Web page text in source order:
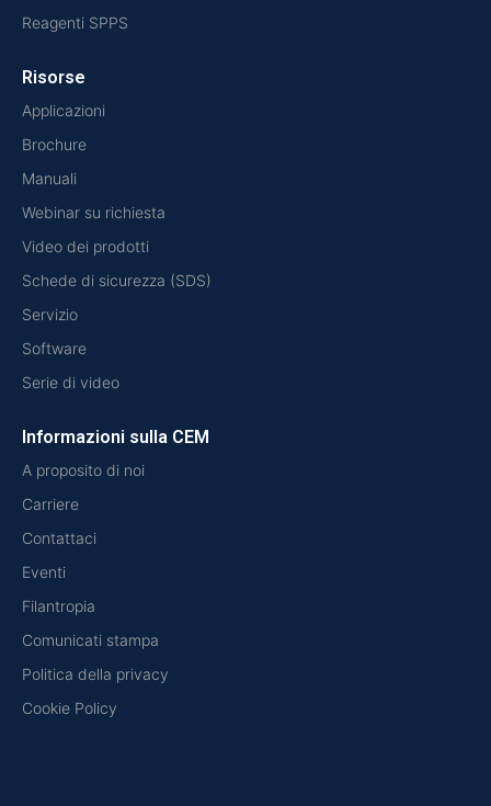
Reagenti SPPS
Risorse
Applicazioni
Brochure
Manuali
Webinar su richiesta
Video dei prodotti
Schede di sicurezza (SDS)
Servizio
Software
Serie di video
Informazioni sulla CEM
A proposito di noi
Carriere
Contattaci
Eventi
Filantropia
Comunicati stampa
Politica della privacy
Cookie Policy